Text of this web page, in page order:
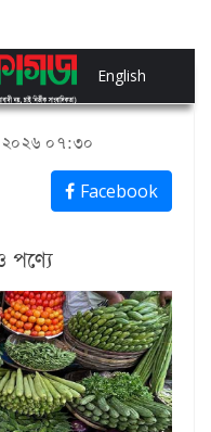
English
২০২৬ ০৭:৩০
Facebook
পণ্যে